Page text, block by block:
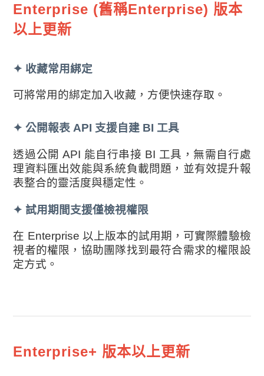
Enterprise (舊稱Enterprise) 版本
以上更新
✦ 收藏常用綁定
可將常用的綁定加入收藏，方便快速存取。
✦公開報表 API 支援自建 BI 工具
透過公開 API 能自行串接 BI 工具，無需自行處
理資料匯出效能與系統負載問題，並有效提升報
表整合的靈活度與穩定性。
✦ 試用期間支援僅檢視權限
在 Enterprise 以上版本的試用期，可實際體驗檢
視者的權限，協助團隊找到最符合需求的權限設
定方式。
Enterprise+ 版本以上更新